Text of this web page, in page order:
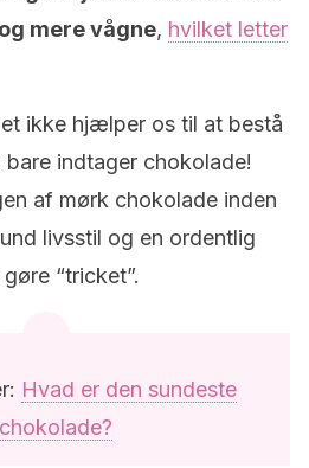
mere vågne, hvilket letter
ikke hjælper os til at bestå
bare indtager chokolade!
af mørk chokolade inden
livsstil og en ordentlig
“tricket”.
Hvad er den sundeste
chokolade?